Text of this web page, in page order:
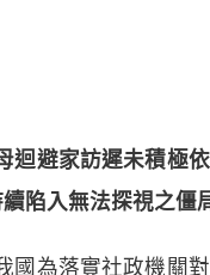
迴避家訪遲未積極
陷入無法探視之僵
國為落實社政機關